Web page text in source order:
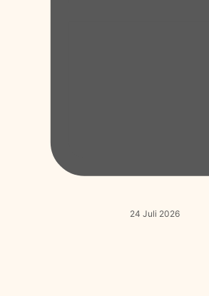
24 Juli 2026